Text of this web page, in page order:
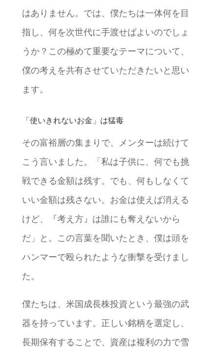
はありません。では、僕たちは一体何を目
指し、何を次世代に手渡せばよいのでしょ
うか？この極めて重要なテーマについて、
僕の考えを共有させていただきたいと思い
ます。
「使いきれないお金」は猛毒
その富裕層の集まりで、メンターは続けて
こう言いました。「私は子供に、何でも挑
戦できる金額は残す。でも、何もしなくて
いい金額は残さない。お金は使えば消える
けど、『考え方』は誰にも奪えないから
だ」と。この言葉を聞いたとき、僕は頭を
ハンマーで殴られたような衝撃を受けまし
た。
僕たちは、米国成長株投資という最強の武
器を持っています。正しい銘柄を選定し、
長期保有することで、資産は複利の力で雪